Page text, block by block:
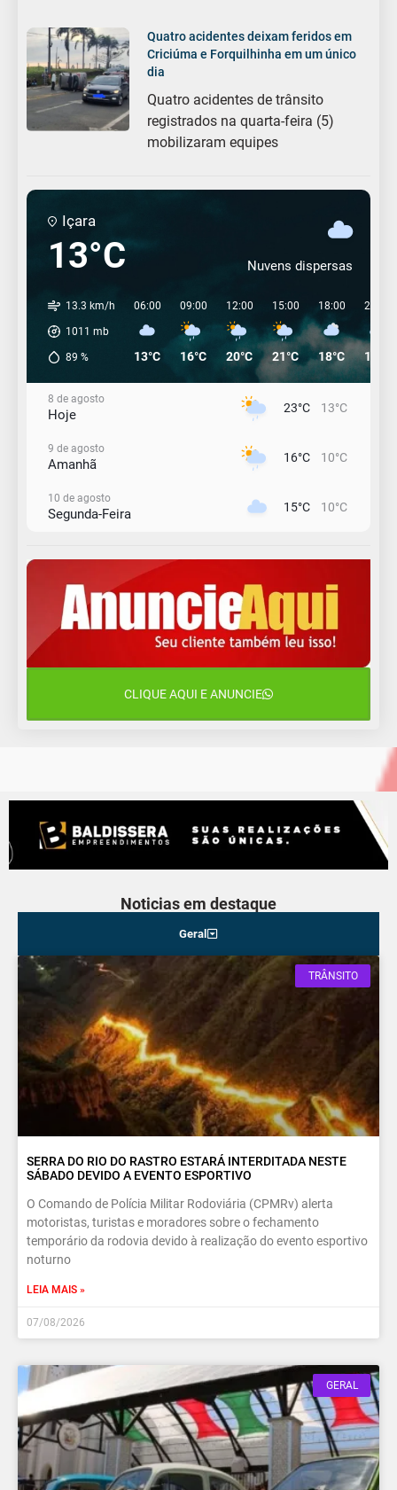
Quatro acidentes deixam feridos em
Criciúma e Forquilhinha em um único
dia
Quatro acidentes de trânsito
registrados na quarta-feira (5)
mobilizaram equipes
Içara
13°C Nuvens dispersas
13.3 km/h
1011 mb
89 %
06:00
13°C
09:00
16°C
12:00
20°C
15:00
21°C
18:00
18°C
21:00
17°C
8 de agosto
Hoje 23°C 13°C
9 de agosto
Amanhã 16°C 10°C
10 de agosto
Segunda-Feira 15°C 10°C
Terça-Feira 12°C 11°C
12 de agosto
Quarta-Feira
CLIQUE AQUI E ANUNCIE
Noticias em destaque
Geral
TRÂNSITO
SERRA DO RIO DO RASTRO ESTARÁ INTERDITADA NESTE
SÁBADO DEVIDO A EVENTO ESPORTIVO
O Comando de Polícia Militar Rodoviária (CPMRv) alerta
motoristas, turistas e moradores sobre o fechamento
temporário da rodovia devido à realização do evento esportivo
noturno
LEIA MAIS »
07/08/2026
GERAL